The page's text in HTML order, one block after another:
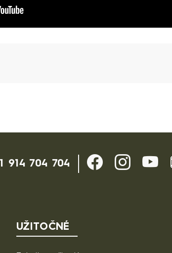
GmbH - Kontaktné údaje
914 704 704
UŽITOČNÉ